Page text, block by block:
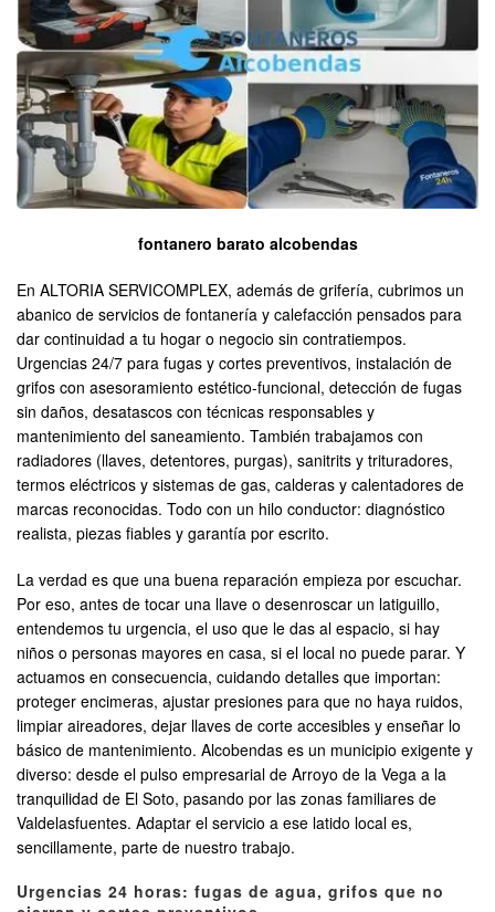
fontanero barato alcobendas
En ALTORIA SERVICOMPLEX, además de grifería, cubrimos un
abanico de servicios de fontanería y calefacción pensados para
dar continuidad a tu hogar o negocio sin contratiempos.
Urgencias 24/7 para fugas y cortes preventivos, instalación de
grifos con asesoramiento estético-funcional, detección de fugas
sin daños, desatascos con técnicas responsables y
mantenimiento del saneamiento. También trabajamos con
radiadores (llaves, detentores, purgas), sanitrits y trituradores,
termos eléctricos y sistemas de gas, calderas y calentadores de
marcas reconocidas. Todo con un hilo conductor: diagnóstico
realista, piezas fiables y garantía por escrito.
La verdad es que una buena reparación empieza por escuchar.
Por eso, antes de tocar una llave o desenroscar un latiguillo,
entendemos tu urgencia, el uso que le das al espacio, si hay
niños o personas mayores en casa, si el local no puede parar. Y
actuamos en consecuencia, cuidando detalles que importan:
proteger encimeras, ajustar presiones para que no haya ruidos,
limpiar aireadores, dejar llaves de corte accesibles y enseñar lo
básico de mantenimiento. Alcobendas es un municipio exigente y
diverso: desde el pulso empresarial de Arroyo de la Vega a la
tranquilidad de El Soto, pasando por las zonas familiares de
Valdelasfuentes. Adaptar el servicio a ese latido local es,
sencillamente, parte de nuestro trabajo.
Urgencias 24 horas: fugas de agua, grifos que no